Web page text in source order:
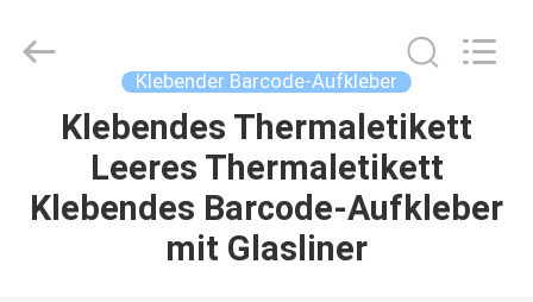
HAUS
PRODUKTE
CO,LTD.
Klebender Barcode-Aufkleber
Klebendes Thermaletikett
Leeres Thermaletikett
Klebendes Barcode-Aufkleber
mit Glasliner